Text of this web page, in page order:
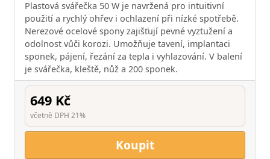
Plastová svářečka 50 W je navržená pro intuitivní
použití a rychlý ohřev i ochlazení při nízké spotřebě.
Nerezové ocelové spony zajišťují pevné vyztužení a
odolnost vůči korozi. Umožňuje tavení, implantaci
sponek, pájení, řezání za tepla i vyhlazování. V balení
je svářečka, kleště, nůž a 200 sponek.
649 Kč
včetně DPH 21%
Koupit